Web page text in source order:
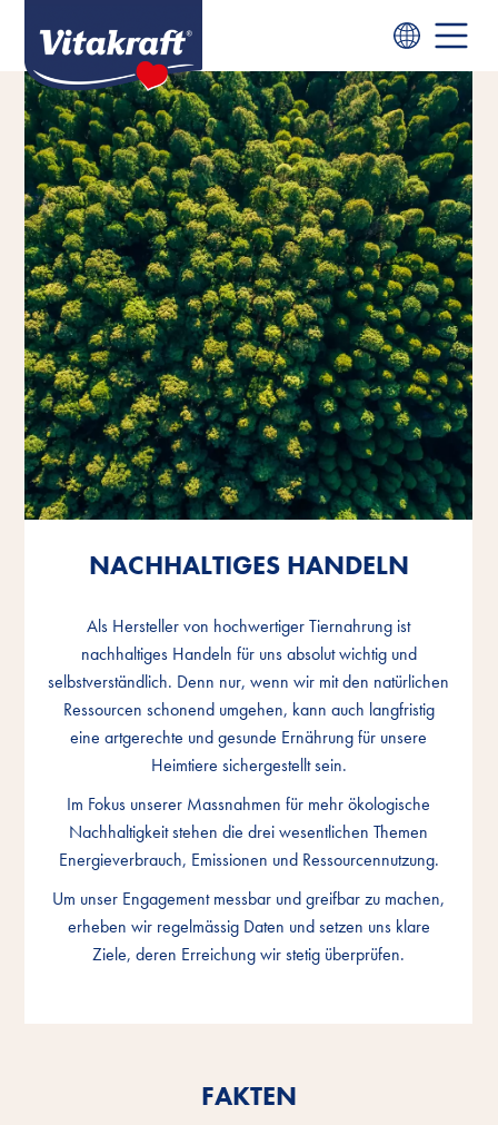
NACHHALTIGES HANDELN
Als Hersteller von hochwertiger Tiernahrung ist
nachhaltiges Handeln für uns absolut wichtig und
selbstverständlich. Denn nur, wenn wir mit den natürlichen
Ressourcen schonend umgehen, kann auch langfristig
eine artgerechte und gesunde Ernährung für unsere
Heimtiere sichergestellt sein.
Im Fokus unserer Massnahmen für mehr ökologische
Nachhaltigkeit stehen die drei wesentlichen Themen
Energieverbrauch, Emissionen und Ressourcennutzung.
Um unser Engagement messbar und greifbar zu machen,
erheben wir regelmässig Daten und setzen uns klare
Ziele, deren Erreichung wir stetig überprüfen.
NACHHALTIGES HANDELN
Als Hersteller von hochwertiger Tiernahrung ist
nachhaltiges Handeln für uns absolut wichtig und
selbstverständlich. Denn nur, wenn wir mit den natürlichen
Ressourcen schonend umgehen, kann auch langfristig
eine artgerechte und gesunde Ernährung für unsere
Heimtiere sichergestellt sein.
Im Fokus unserer Massnahmen für mehr ökologische
Nachhaltigkeit stehen die drei wesentlichen Themen
Energieverbrauch, Emissionen und Ressourcennutzung.
Um unser Engagement messbar und greifbar zu machen,
erheben wir regelmässig Daten und setzen uns klare
Ziele, deren Erreichung wir stetig überprüfen.
NACHHALTIGES HANDELN
Als Hersteller von hochwertiger Tiernahrung ist
nachhaltiges Handeln für uns absolut wichtig und
selbstverständlich. Denn nur, wenn wir mit den natürlichen
Ressourcen schonend umgehen, kann auch langfristig
eine artgerechte und gesunde Ernährung für unsere
Heimtiere sichergestellt sein.
Im Fokus unserer Massnahmen für mehr ökologische
Nachhaltigkeit stehen die drei wesentlichen Themen
Energieverbrauch, Emissionen und Ressourcennutzung.
Um unser Engagement messbar und greifbar zu machen,
erheben wir regelmässig Daten und setzen uns klare
Ziele, deren Erreichung wir stetig überprüfen.
FAKTEN